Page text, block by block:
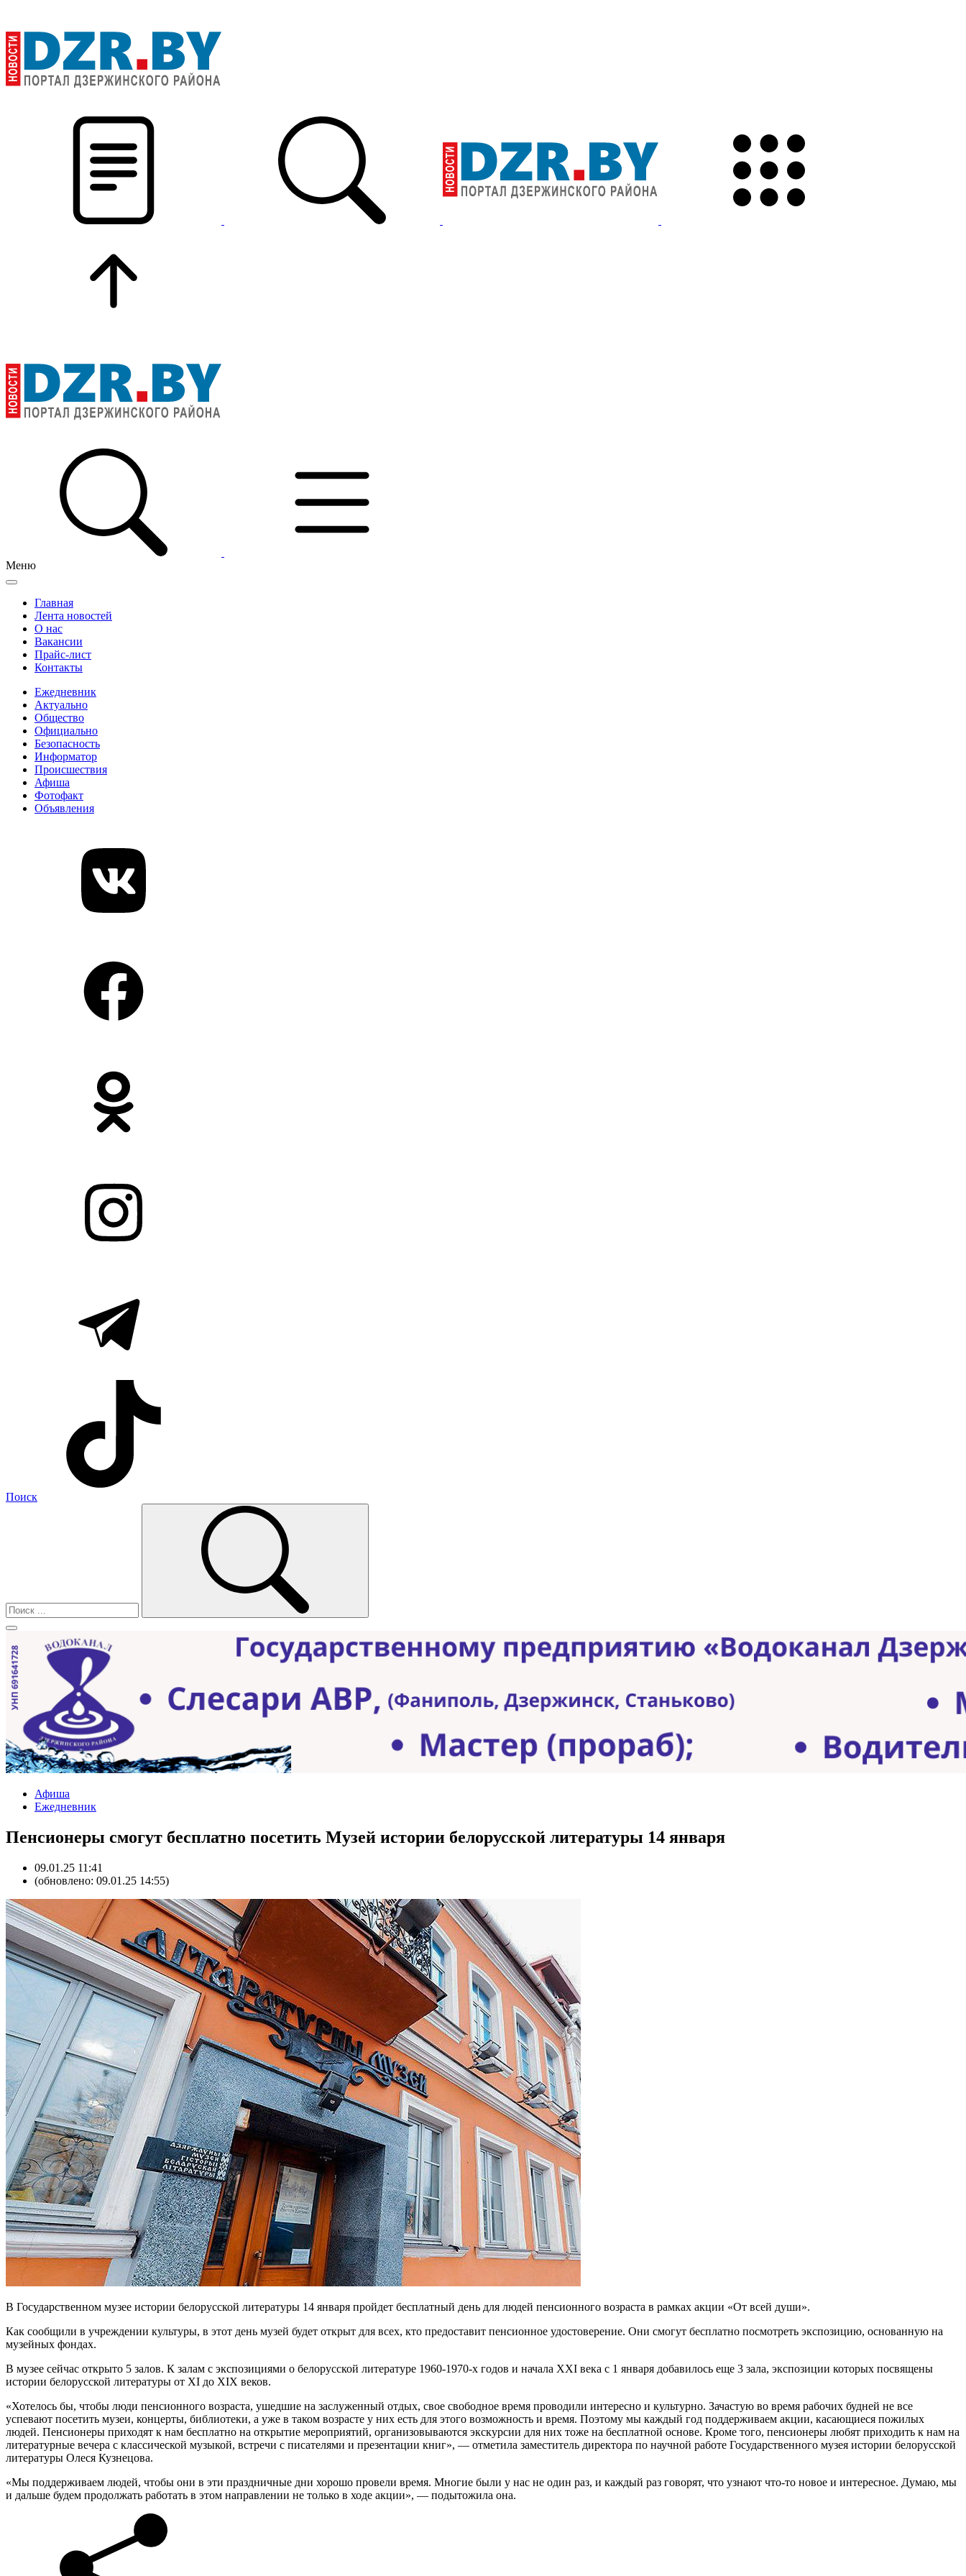
Меню
Главная
Лента новостей
О нас
Вакансии
Прайс-лист
Контакты
Ежедневник
Актуально
Общество
Официально
Безопасность
Информатор
Происшествия
Афиша
Фотофакт
Объявления
Поиск
Афиша
Ежедневник
Пенсионеры смогут бесплатно посетить Музей истории белорусской литературы 14 января
09.01.25 11:41
(обновлено: 09.01.25 14:55)
В Государственном музее истории белорусской литературы 14 января пройдет бесплатный день для людей пенсионного возраста в рамках акции «От всей души».
Как сообщили в учреждении культуры, в этот день музей будет открыт для всех, кто предоставит пенсионное удостоверение. Они смогут бесплатно посмотреть экспозицию, основанную на
музейных фондах.
В музее сейчас открыто 5 залов. К залам с экспозициями о белорусской литературе 1960-1970-х годов и начала XXI века с 1 января добавилось еще 3 зала, экспозиции которых посвящены
истории белорусской литературы от XI до XIX веков.
«Хотелось бы, чтобы люди пенсионного возраста, ушедшие на заслуженный отдых, свое свободное время проводили интересно и культурно. Зачастую во время рабочих будней не все
успевают посетить музеи, концерты, библиотеки, а уже в таком возрасте у них есть для этого возможность и время. Поэтому мы каждый год поддерживаем акции, касающиеся пожилых
людей. Пенсионеры приходят к нам бесплатно на открытие мероприятий, организовываются экскурсии для них тоже на бесплатной основе. Кроме того, пенсионеры любят приходить к нам на
литературные вечера с классической музыкой, встречи с писателями и презентации книг», — отметила заместитель директора по научной работе Государственного музея истории белорусской
литературы Олеся Кузнецова.
«Мы поддерживаем людей, чтобы они в эти праздничные дни хорошо провели время. Многие были у нас не один раз, и каждый раз говорят, что узнают что-то новое и интересное. Думаю, мы
и дальше будем продолжать работать в этом направлении не только в ходе акции», — подытожила она.